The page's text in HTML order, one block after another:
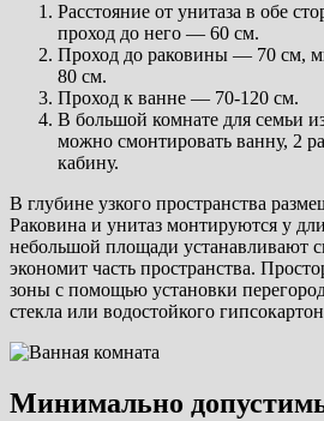
Расстояние от унитаза в обе
проход до него — 60 см.
Проход до раковины — 70 см,
80 см.
Проход к ванне — 70-120 см.
В большой комнате для семьи
можно смонтировать ванну, 2
кабину.
В глубине узкого пространства
Раковина и унитаз монтируются у
небольшой площади устанавливают
экономит часть пространства.
зоны с помощью установки
стекла или водостойкого
Минимально